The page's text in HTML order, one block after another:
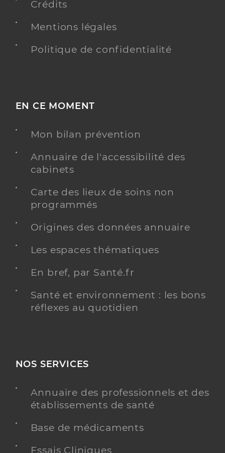
Crédits
Mentions légales
Politique de confidentialité
EN CE MOMENT
Mon bilan prévention
Annuaire de l'accessibilité des
cabinets
Carte des lieux de soins non
programmés
Origines des données annuaire
Les espaces thématiques
En bref, par Santé.fr
Santé et environnement : les bons
réflexes au quotidien
NOS SERVICES
Annuaire des professionnels et des
établissements de santé
Base de médicaments
Essais Cliniques